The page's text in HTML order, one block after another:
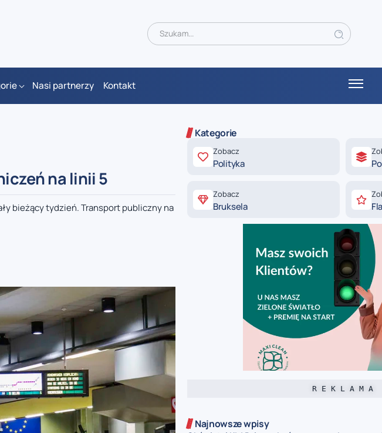
Nasi partnerzy Kontakt
na linii 5
bieżący tydzień. Transport publiczny na
Kategorie
Zobacz
Polityka
Zobacz
Bruksela
R E K L A M A
Najnowsze wpisy